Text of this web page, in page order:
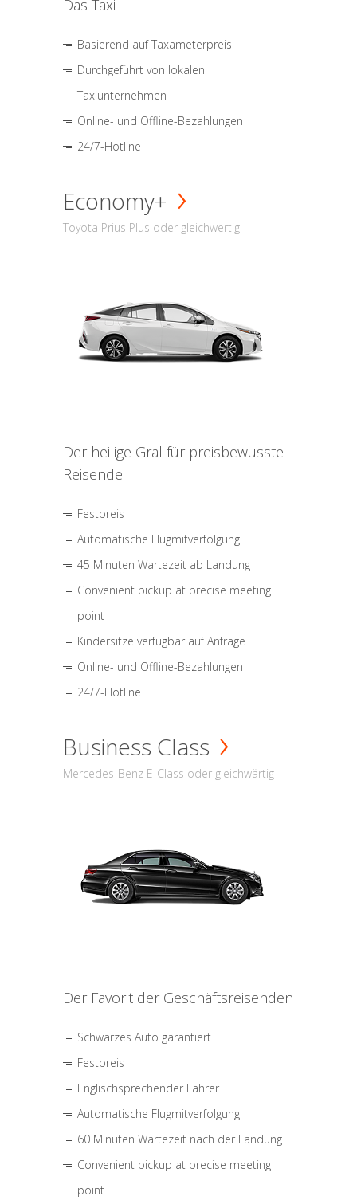
Das Taxi
Basierend auf Taxameterpreis
Durchgeführt von lokalen
Taxiunternehmen
Online- und Offline-Bezahlungen
24/7-Hotline
Economy+
Toyota Prius Plus oder gleichwertig
Der heilige Gral für preisbewusste
Reisende
Festpreis
Automatische Flugmitverfolgung
45 Minuten Wartezeit ab Landung
Convenient pickup at precise meeting
point
Kindersitze verfügbar auf Anfrage
Online- und Offline-Bezahlungen
24/7-Hotline
Business Class
Mercedes-Benz E-Class oder gleichwärtig
Der Favorit der Geschäftsreisenden
Schwarzes Auto garantiert
Festpreis
Englischsprechender Fahrer
Automatische Flugmitverfolgung
60 Minuten Wartezeit nach der Landung
Convenient pickup at precise meeting
point